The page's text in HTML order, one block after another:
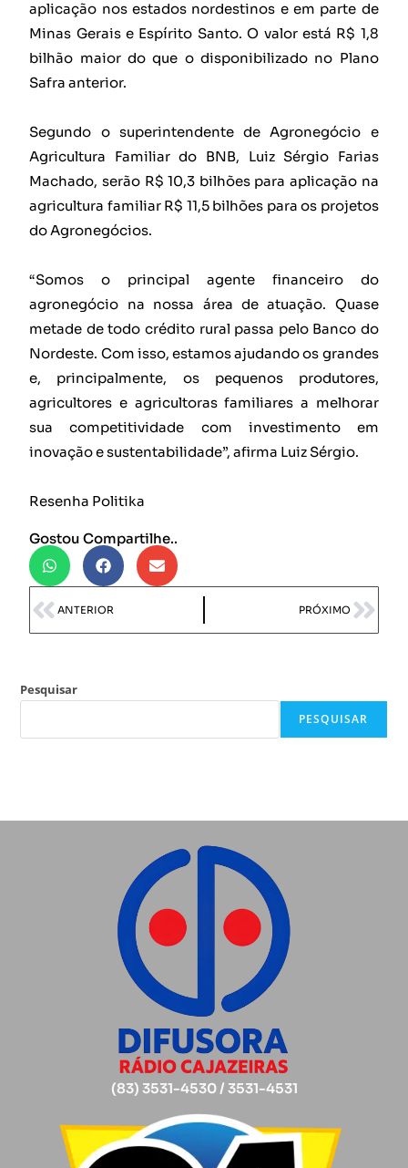
aplicação nos estados nordestinos e em parte de
Minas Gerais e Espírito Santo. O valor está R$ 1,8
bilhão maior do que o disponibilizado no Plano
Safra anterior.
Segundo o superintendente de Agronegócio e
Agricultura Familiar do BNB, Luiz Sérgio Farias
Machado, serão R$ 10,3 bilhões para aplicação na
agricultura familiar R$ 11,5 bilhões para os projetos
do Agronegócios.
“Somos o principal agente financeiro do
agronegócio na nossa área de atuação. Quase
metade de todo crédito rural passa pelo Banco do
Nordeste. Com isso, estamos ajudando os grandes
e, principalmente, os pequenos produtores,
agricultores e agricultoras familiares a melhorar
sua competitividade com investimento em
inovação e sustentabilidade”, afirma Luiz Sérgio.
Resenha Politika
Gostou Compartilhe..
ANTERIOR PRÓXIMO
Pesquisar
PESQUISAR
(83) 3531-4530 / 3531-4531